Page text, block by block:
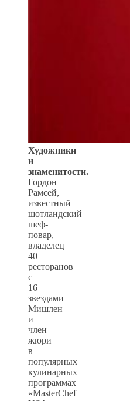
Художники
и
знаменитости.
Гордон
Рамсей,
известный
шотландский
шеф-
повар,
владелец
40
ресторанов
с
16
звездами
Мишлен
и
член
жюри
в
популярных
кулинарных
программах
«MasterChef